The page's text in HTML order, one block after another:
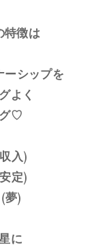
特徴は
ーシップを
よく
グ♡
入)
定)
夢)
に